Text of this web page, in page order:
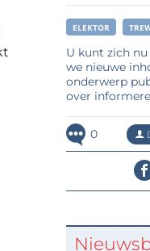
ELEKTOR
U kunt zich nu
we nieuwe
onderwerp
over
0